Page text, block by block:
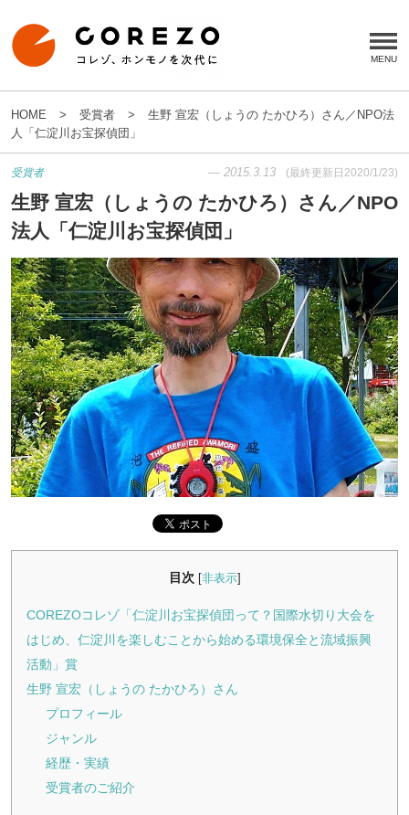
HOME 受賞者
生野 宣宏（しょうの たかひろ）さん／NPO法
人「仁淀川お宝探偵団」
受賞者 — 2015.3.13 (最終更新日 2020/1/23)
生野 宣宏（しょうの たかひろ）さん／NPO
法人「仁淀川お宝探偵団」
目次 [非表示]
COREZOコレゾ「仁淀川お宝探偵団って？国際水切り大会を
はじめ、仁淀川を楽しむことから始める環境保全と流域振興
活動」賞
生野 宣宏（しょうの たかひろ）さん
プロフィール
ジャンル
経歴・実績
受賞者のご紹介